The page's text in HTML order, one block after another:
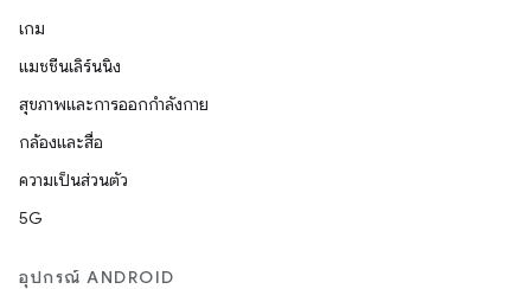
เกม
แมชชีนเลิร์นนิง
สุขภาพและการออกกำลังกาย
กล้องและสื่อ
ความเป็นส่วนตัว
5G
อุปกรณ์ ANDROID